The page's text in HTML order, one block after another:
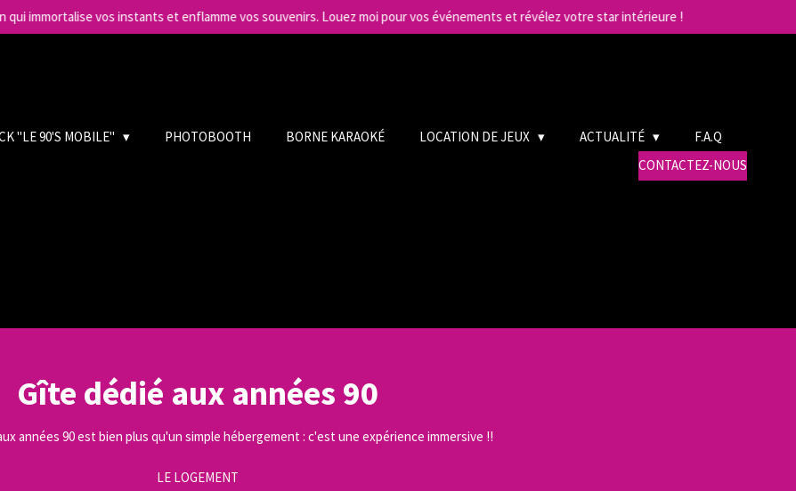
qui immortalise vos instants et enflamme vos souvenirs. Louez moi pour vos événements et révélez votre star intérieure !
"LE 90'S MOBILE" PHOTOBOOTH BORNE KARAOKÉ LOCATION DE JEUX ACTUALITÉ
F.A.Q
CONTACTEZ-NOUS
Gîte dédié aux années 90
années 90 est bien plus qu'un simple hébergement : c'est une expérience immersive !!
LE LOGEMENT